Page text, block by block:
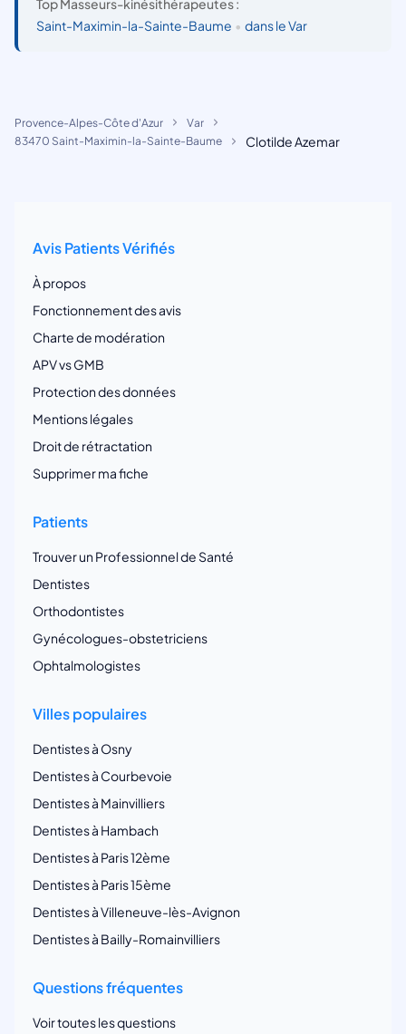
Top Masseurs-kinésithérapeutes :
Saint-Maximin-la-Sainte-Baume • dans le Var
Provence-Alpes-Côte d'Azur
Var
83470 Saint-Maximin-la-Sainte-Baume
Clotilde Azemar
Avis Patients Vérifiés
À propos
Fonctionnement des avis
Charte de modération
APV vs GMB
Protection des données
Mentions légales
Droit de rétractation
Supprimer ma fiche
Patients
Trouver un Professionnel de Santé
Dentistes
Orthodontistes
Gynécologues-obstetriciens
Ophtalmologistes
Villes populaires
Dentistes à Osny
Dentistes à Courbevoie
Dentistes à Mainvilliers
Dentistes à Hambach
Dentistes à Paris 12ème
Dentistes à Paris 15ème
Dentistes à Villeneuve-lès-Avignon
Dentistes à Bailly-Romainvilliers
Questions fréquentes
Voir toutes les questions